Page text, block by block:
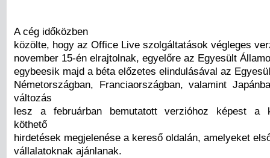
A cég időközben
közölte, hogy az Office Live szolgáltatások végleges
november 15-én elrajtolnak, egyelőre az Egyesült
egybeesik majd a béta előzetes elindulásával az
Németországban, Franciaországban, valamint
változás
lesz a februárban bemutatott verzióhoz képest a
köthető
hirdetések megjelenése a kereső oldalán, amelyeket
vállalatoknak ajánlanak.